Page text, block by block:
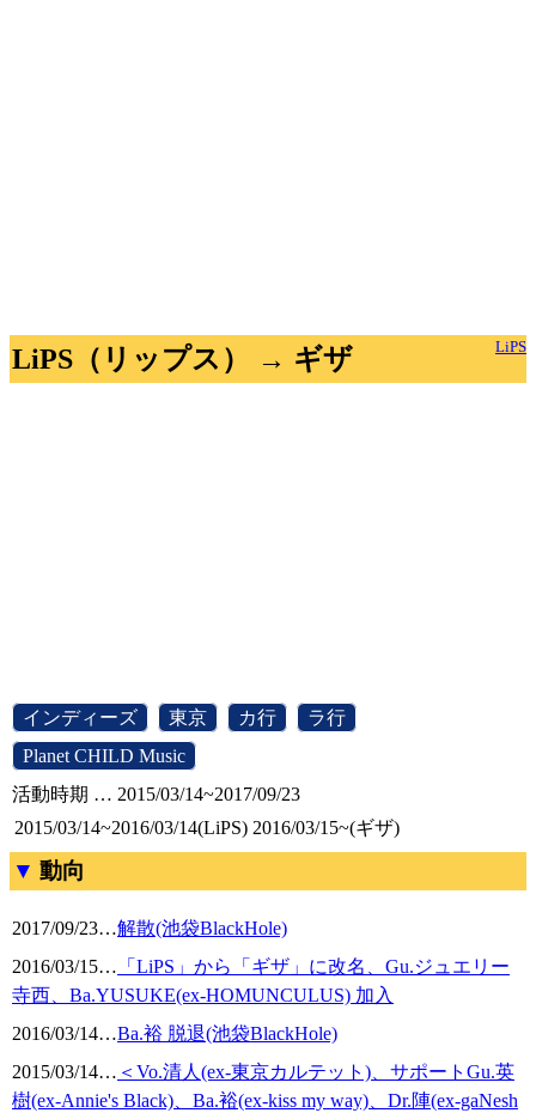
LiPS
LiPS（リップス） → ギザ
インディーズ 東京 カ行 ラ行
Planet CHILD Music
活動時期 … 2015/03/14~2017/09/23
2015/03/14~2016/03/14(LiPS) 2016/03/15~(ギザ)
動向
2017/09/23…解散(池袋BlackHole)
2016/03/15… 「LiPS」から「ギザ」に改名、Gu.ジュエリー
寺西、Ba.YUSUKE(ex-HOMUNCULUS) 加入
2016/03/14…Ba.裕 脱退(池袋BlackHole)
2015/03/14… ＜Vo.清人(ex-東京カルテット)、サポートGu.英
樹(ex-Annie's Black)、Ba.裕(ex-kiss my way)、Dr.陣(ex-gaNesh